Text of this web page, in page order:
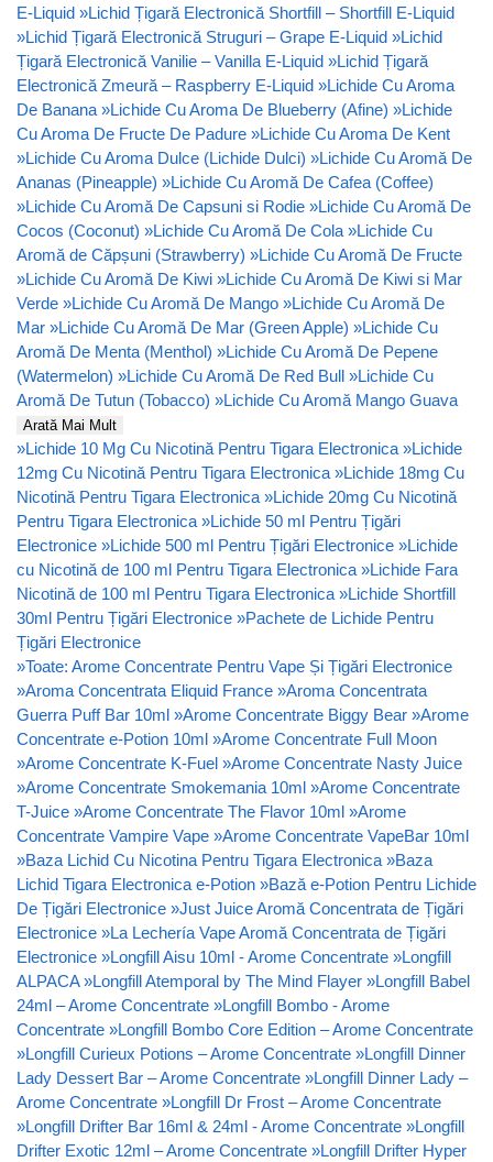
E-Liquid »Lichid Țigară Electronică Shortfill – Shortfill E-Liquid
»Lichid Țigară Electronică Struguri – Grape E-Liquid »Lichid
Țigară Electronică Vanilie – Vanilla E-Liquid »Lichid Țigară
Electronică Zmeură – Raspberry E-Liquid »Lichide Cu Aroma
De Banana »Lichide Cu Aroma De Blueberry (Afine) »Lichide
Cu Aroma De Fructe De Padure »Lichide Cu Aroma De Kent
»Lichide Cu Aroma Dulce (Lichide Dulci) »Lichide Cu Aromă De
Ananas (Pineapple) »Lichide Cu Aromă De Cafea (Coffee)
»Lichide Cu Aromă De Capsuni si Rodie »Lichide Cu Aromă De
Cocos (Coconut) »Lichide Cu Aromă De Cola »Lichide Cu
Aromă de Căpșuni (Strawberry) »Lichide Cu Aromă De Fructe
»Lichide Cu Aromă De Kiwi »Lichide Cu Aromă De Kiwi si Mar
Verde »Lichide Cu Aromă De Mango »Lichide Cu Aromă De
Mar »Lichide Cu Aromă De Mar (Green Apple) »Lichide Cu
Aromă De Menta (Menthol) »Lichide Cu Aromă De Pepene
(Watermelon) »Lichide Cu Aromă De Red Bull »Lichide Cu
Aromă De Tutun (Tobacco) »Lichide Cu Aromă Mango Guava
Arată Mai Mult
»Lichide 10 Mg Cu Nicotină Pentru Tigara Electronica »Lichide
12mg Cu Nicotină Pentru Tigara Electronica »Lichide 18mg Cu
Nicotină Pentru Tigara Electronica »Lichide 20mg Cu Nicotină
Pentru Tigara Electronica »Lichide 50 ml Pentru Țigări
Electronice »Lichide 500 ml Pentru Țigări Electronice »Lichide
cu Nicotină de 100 ml Pentru Tigara Electronica »Lichide Fara
Nicotină de 100 ml Pentru Tigara Electronica »Lichide Shortfill
30ml Pentru Țigări Electronice »Pachete de Lichide Pentru
Țigări Electronice
»Toate: Arome Concentrate Pentru Vape Și Țigări Electronice
»Aroma Concentrata Eliquid France »Aroma Concentrata
Guerra Puff Bar 10ml »Arome Concentrate Biggy Bear »Arome
Concentrate e-Potion 10ml »Arome Concentrate Full Moon
»Arome Concentrate K-Fuel »Arome Concentrate Nasty Juice
»Arome Concentrate Smokemania 10ml »Arome Concentrate
T-Juice »Arome Concentrate The Flavor 10ml »Arome
Concentrate Vampire Vape »Arome Concentrate VapeBar 10ml
»Baza Lichid Cu Nicotina Pentru Tigara Electronica »Baza
Lichid Tigara Electronica e-Potion »Bază e-Potion Pentru Lichide
De Țigări Electronice »Just Juice Aromă Concentrata de Țigări
Electronice »La Lechería Vape Aromă Concentrata de Țigări
Electronice »Longfill Aisu 10ml - Arome Concentrate »Longfill
ALPACA »Longfill Atemporal by The Mind Flayer »Longfill Babel
24ml – Arome Concentrate »Longfill Bombo - Arome
Concentrate »Longfill Bombo Core Edition – Arome Concentrate
»Longfill Curieux Potions – Arome Concentrate »Longfill Dinner
Lady Dessert Bar – Arome Concentrate »Longfill Dinner Lady –
Arome Concentrate »Longfill Dr Frost – Arome Concentrate
»Longfill Drifter Bar 16ml & 24ml - Arome Concentrate »Longfill
Drifter Exotic 12ml – Arome Concentrate »Longfill Drifter Hyper